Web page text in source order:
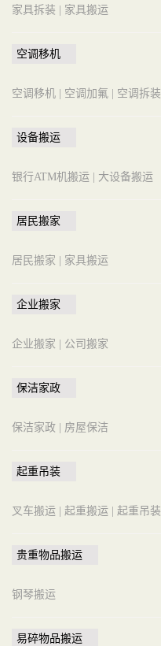
家具拆装 | 家具搬运
空调移机
空调移机 | 空调加氟 | 空调拆装
设备搬运
银行ATM机搬运 | 大设备搬运
居民搬家
居民搬家 | 家具搬运
企业搬家
企业搬家 | 公司搬家
保洁家政
保洁家政 | 房屋保洁
起重吊装
叉车搬运 | 起重搬运 | 起重吊装
贵重物品搬运
钢琴搬运
易碎物品搬运